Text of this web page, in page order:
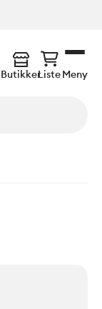
ButikkerListeMeny